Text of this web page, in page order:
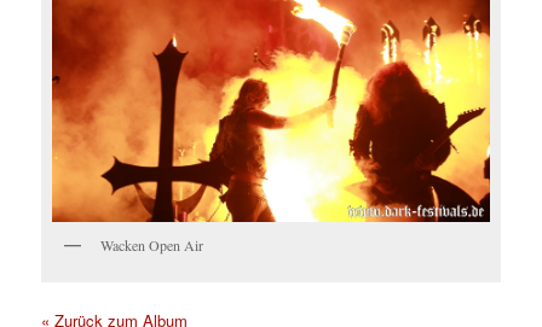
Wacken Open Air
« Zurück zum Album